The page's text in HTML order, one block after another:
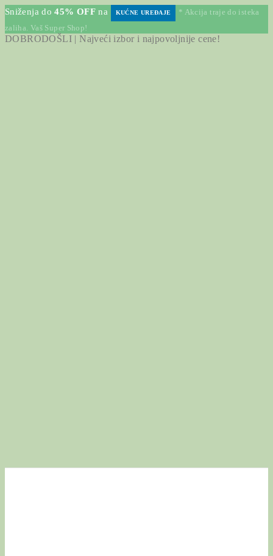
Sniženja do45% OFF na KUĆNE UREĐAJE
* Akcija traje do isteka
zaliha. Vaš Super Shop!
DOBRODOŠLI | Najveći izbor i najpovoljnije cene!